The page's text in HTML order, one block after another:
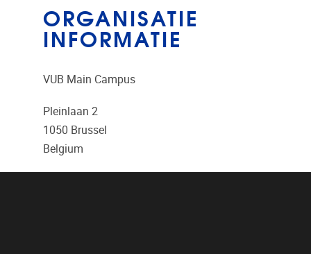
ORGANISATIE
INFORMATIE
VUB Main Campus
Pleinlaan 2
1050 Brussel
Belgium